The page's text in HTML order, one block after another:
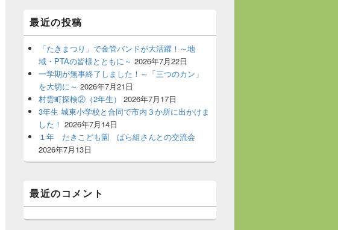
ト
エ
リ
最近の投稿
「たきまつり」で金管バンドが大活躍！～地
域・PTAの皆様とともに～ 2026年7月22日
一学期が無事終了しました！～「三つのカン」
を大切に～ 2026年7月21日
村雲町探検②（2年生）
2026年7月17日
3年生 城東小学校と合同で市内３か所に出かけま
した！ 2026年7月14日
１年 たきこども園 ばら組さんとの交流会
2026年7月13日
最近のコメント